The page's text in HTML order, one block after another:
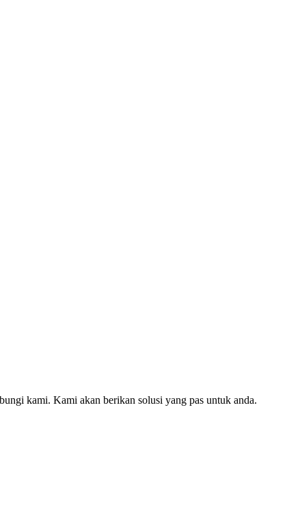
kami. Kami akan berikan solusi yang pas untuk anda.